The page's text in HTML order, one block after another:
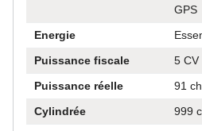
GPS
Energie
Puissance fiscale
5 CV
Puissance réelle
91 ch
Cylindrée
999